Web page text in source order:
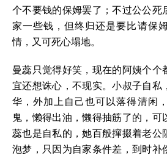
个不要钱的保姆罢了；不过公公死
家一些钱，但终归还是要比请保
情，又可死心塌地。
曼蕊只觉得好笑，现在的阿姨个个
宜还想诛心，不现实。小叔子自私
华，外加上自己也可以落得清闲
鬼，懒得出油，懒得抽筋了的，可
蕊也是自私的，她百般撺掇着老公
泡梦，只因为自家条件差，到时补